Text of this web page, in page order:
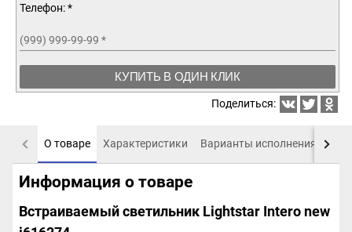
Телефон: *
(999) 999-99-99 *
КУПИТЬ В ОДИН КЛИК
Поделиться:
О товаре Характеристики Варианты исполнения
Информация о товаре
Встраиваемый светильник Lightstar Intero new